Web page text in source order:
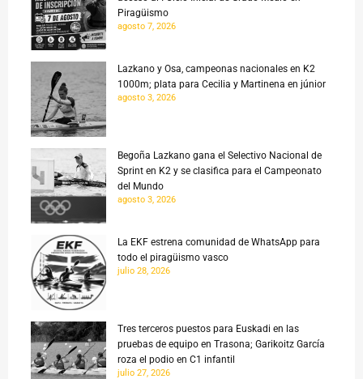
Piragüismo
agosto 7, 2026
Lazkano y Osa, campeonas nacionales en K2
1000m; plata para Cecilia y Martinena en júnior
agosto 3, 2026
Begoña Lazkano gana el Selectivo Nacional de
Sprint en K2 y se clasifica para el Campeonato
del Mundo
agosto 3, 2026
La EKF estrena comunidad de WhatsApp para
todo el piragüismo vasco
julio 28, 2026
Tres terceros puestos para Euskadi en las
pruebas de equipo en Trasona; Garikoitz García
roza el podio en C1 infantil
julio 27, 2026